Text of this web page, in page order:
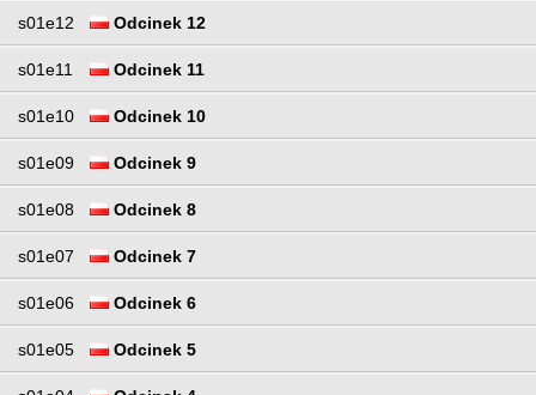
s01e12 Odcinek 12
s01e11 Odcinek 11
s01e10 Odcinek 10
s01e09 Odcinek 9
s01e08 Odcinek 8
s01e07 Odcinek 7
s01e06 Odcinek 6
s01e05 Odcinek 5